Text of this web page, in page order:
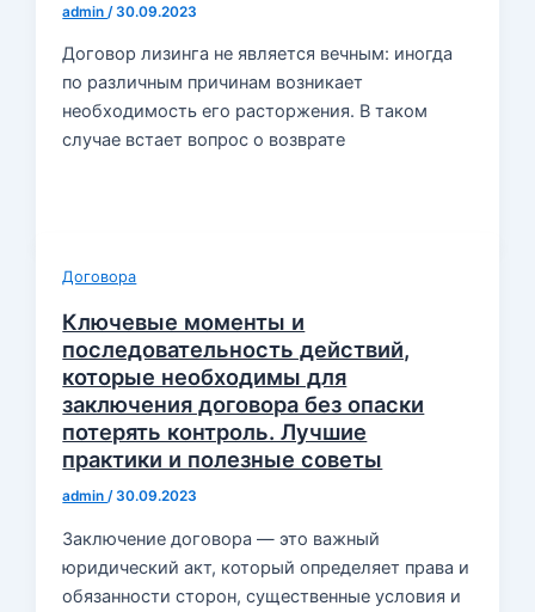
admin/30.09.2023
Договор лизинга не является вечным: иногда
по различным причинам возникает
необходимость его расторжения. В таком
случае встает вопрос о возврате
Договора
Ключевые моменты и
последовательность действий,
которые необходимы для
заключения договора без опаски
потерять контроль. Лучшие
практики и полезные советы
admin/30.09.2023
Заключение договора — это важный
юридический акт, который определяет права и
обязанности сторон, существенные условия и